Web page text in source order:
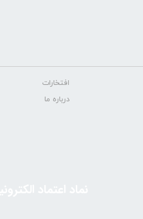
افتخارات
درباره ما